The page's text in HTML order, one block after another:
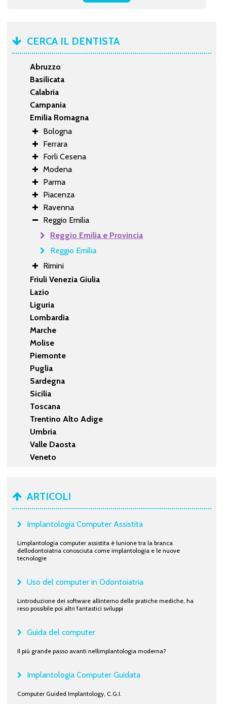
CERCA IL DENTISTA
Abruzzo
Basilicata
Calabria
Campania
Emilia Romagna
Bologna
Ferrara
Forli Cesena
Modena
Parma
Piacenza
Ravenna
Reggio Emilia
Reggio Emilia e Provincia
Reggio Emilia
Rimini
Friuli Venezia Giulia
Lazio
Liguria
Lombardia
Marche
Molise
Piemonte
Puglia
Sardegna
Sicilia
Toscana
Trentino Alto Adige
Umbria
Valle Daosta
Veneto
ARTICOLI
Implantologia Computer Assistita
Limplantologia computer assistita è lunione tra la branca
dellodontoiatria conosciuta come implantologia e le nuove
tecnologie
Uso del computer in Odontoiatria
Lintroduzione dei software allinterno delle pratiche mediche, ha
reso possibile poi altri fantastici sviluppi
Guida del computer
Il più grande passo avanti nellimplantologia moderna?
Implantologia Computer Guidata
Computer Guided Implantology, C.G.I.